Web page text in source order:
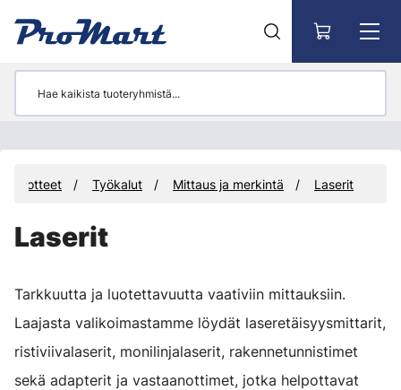
Tuotteet Työkalut Mittaus ja merkintä Laserit
Laserit
Tarkkuutta ja luotettavuutta vaativiin mittauksiin.
Laajasta valikoimastamme löydät laseretäisyysmittarit,
ristiviivalaserit, monilinjalaserit, rakennetunnistimet
sekä adapterit ja vastaanottimet, jotka helpottavat